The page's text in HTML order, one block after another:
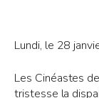
Lundi, le 28
Les Cinéastes
tristesse la